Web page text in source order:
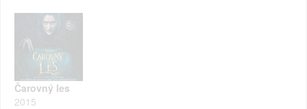
Čarovný les
2015